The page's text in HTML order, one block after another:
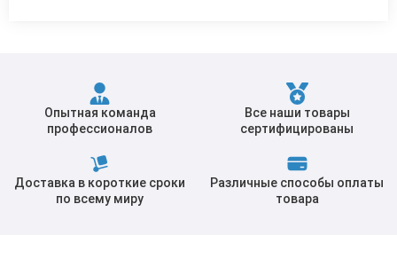
Опытная команда
профессионалов
Все наши товары
сертифицированы
Доставка в короткие сроки
по всему миру
Различные способы оплаты
товара